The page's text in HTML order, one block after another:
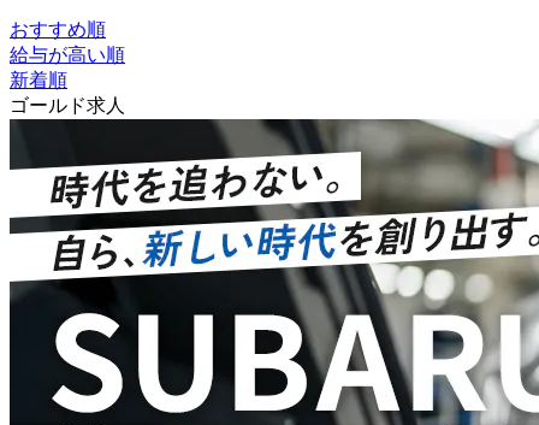
おすすめ順
給与が高い順
新着順
ゴールド求人